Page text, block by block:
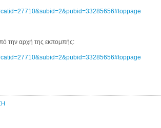
την αρχή της εκπομπής: